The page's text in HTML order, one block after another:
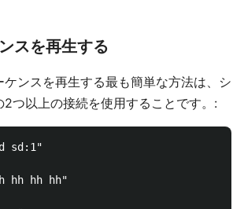
スを再生する
ケンスを再生する最も簡単な方法は、シ
2つ以上の接続を使用することです。:
sd:1"
hh hh hh"